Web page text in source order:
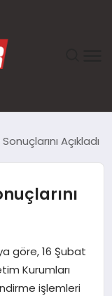
Açıkladı
göre, 16 Şubat
Kurumları
işlemleri